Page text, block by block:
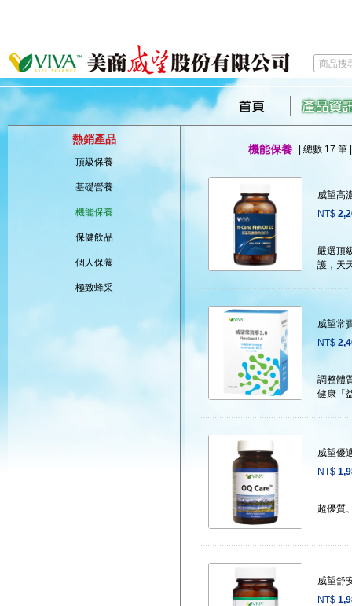
熱銷產品
頂級保養
基礎營養
機能保養
保健飲品
個人保養
極致蜂采
機能保養 | 總數 17 筆
威望高
NT$
嚴選頂
護，天
威望常
NT$
調整體
健康「
威望優
NT$
超優質
威望舒
NT$